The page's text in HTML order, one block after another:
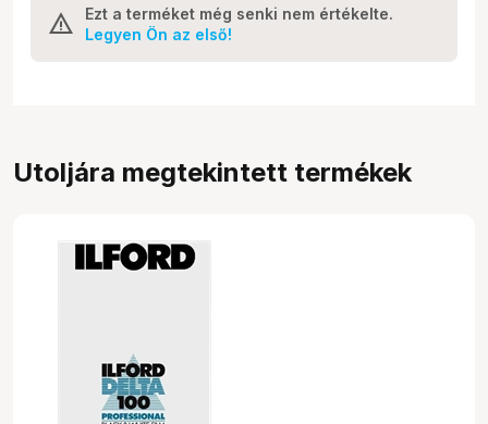
Ezt a terméket még senki nem értékelte.
Legyen Ön az első!
Utoljára megtekintett termékek